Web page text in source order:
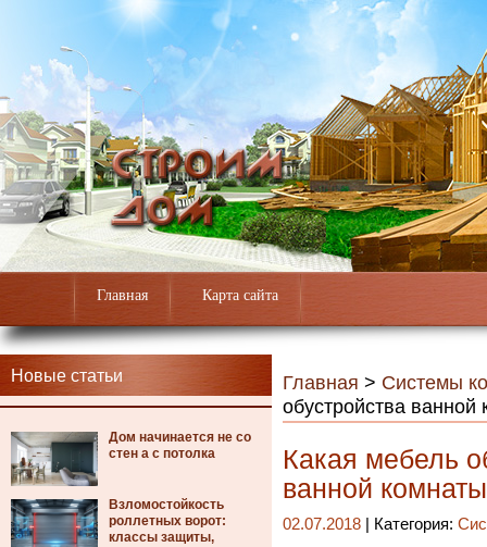
Главная Карта сайта
Новые статьи
Дом начинается не со
стен а с потолка
Взломостойкость
роллетных ворот:
классы защиты,
Главная > Системы
обустройства ванной
Какая мебель
ванной комнаты
02.07.2018 | Категория: